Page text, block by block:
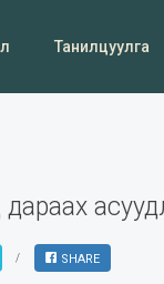
Танилцуулга
SHARE